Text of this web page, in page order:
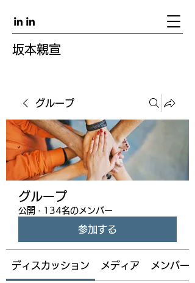
坂本親宣
グループ
グループ
公開 · 134名のメンバー
参加する
ディスカッション メディア メンバー